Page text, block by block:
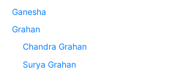
Ganesha
Grahan
Chandra Grahan
Surya Grahan